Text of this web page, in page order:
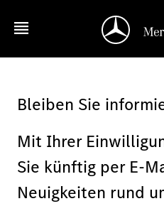
Bleiben Sie
Mit Ihrer
Sie künftig per E-
Neuigkeiten rund